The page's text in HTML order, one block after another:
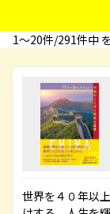
1〜20件/291件中
世界を４０年以